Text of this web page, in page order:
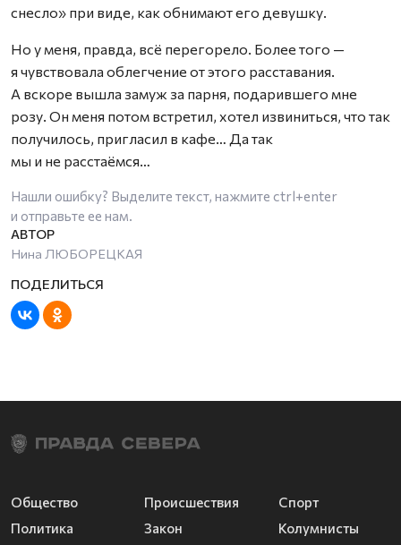
снесло» при виде, как обнимают его девушку.
Но у меня, правда, всё перегорело. Более того —
я чувствовала облегчение от этого расставания.
А вскоре вышла замуж за парня, подарившего мне
розу. Он меня потом встретил, хотел извиниться, что так
получилось, пригласил в кафе… Да так
мы и не расстаёмся…
Нашли ошибку? Выделите текст, нажмите ctrl+enter
и отправьте ее нам.
Нина ЛЮБОРЕЦКАЯ
Общество
Политика
Происшествия
Закон
Спорт
Колумнисты